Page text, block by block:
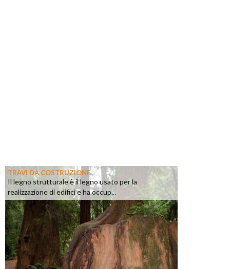
TRAVI DA COSTRUZIONE
Il legno strutturale è il legno usato per la
realizzazione di edifici e ha occup...